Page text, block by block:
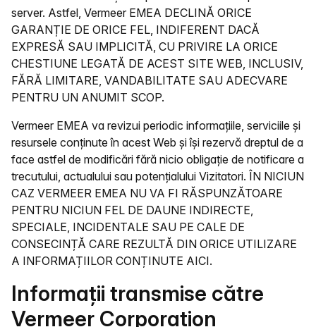
server. Astfel, Vermeer EMEA DECLINĂ ORICE
GARANȚIE DE ORICE FEL, INDIFERENT DACĂ
EXPRESĂ SAU IMPLICITĂ, CU PRIVIRE LA ORICE
CHESTIUNE LEGATĂ DE ACEST SITE WEB, INCLUSIV,
FĂRĂ LIMITARE, VANDABILITATE SAU ADECVARE
PENTRU UN ANUMIT SCOP.
Vermeer EMEA va revizui periodic informațiile, serviciile și
resursele conținute în acest Web și își rezervă dreptul de a
face astfel de modificări fără nicio obligație de notificare a
trecutului, actualului sau potențialului Vizitatori. ÎN NICIUN
CAZ VERMEER EMEA NU VA FI RĂSPUNZĂTOARE
PENTRU NICIUN FEL DE DAUNE INDIRECTE,
SPECIALE, INCIDENTALE SAU PE CALE DE
CONSECINȚĂ CARE REZULTĂ DIN ORICE UTILIZARE
A INFORMAȚIILOR CONȚINUTE AICI.
Informații transmise către
Vermeer Corporation